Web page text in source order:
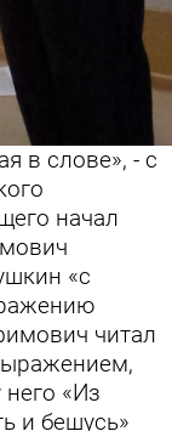
в слове», - с
начал
«с
читал
«Из
и бешусь»